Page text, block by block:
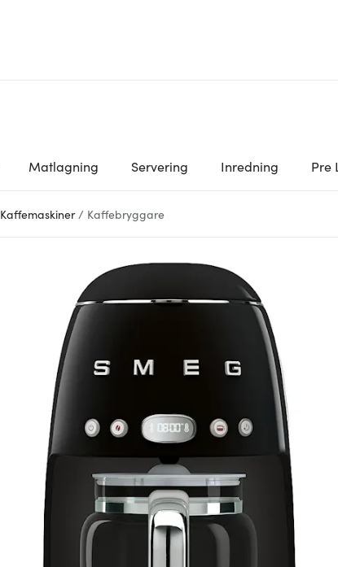
Matlagning Servering Inredning Pre
Kaffemaskiner / Kaffebryggare